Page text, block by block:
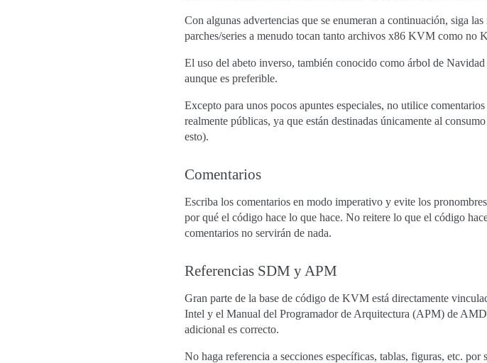
Con algunas advertencias que se enumeran a continuación, siga
parches/series a menudo tocan tanto archivos x86 KVM como
El uso del abeto inverso, también conocido como árbol de
aunque es preferible.
Excepto para unos pocos apuntes especiales, no utilice
realmente públicas, ya que están destinadas únicamente al
esto).
Comentarios
Escriba los comentarios en modo imperativo y evite los
por qué el código hace lo que hace. No reitere lo que el código
comentarios no servirán de nada.
Referencias SDM y APM
Gran parte de la base de código de KVM está directamente
Intel y el Manual del Programador de Arquitectura (APM) de
adicional es correcto.
No haga referencia a secciones específicas, tablas, figuras, etc.